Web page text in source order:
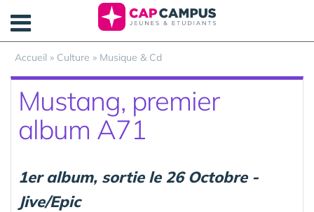
Accueil » Culture » Musique & Cd
Mustang, premier
album A71
1er album, sortie le 26 Octobre -
Jive/Epic
Panneau de gestion des cookies